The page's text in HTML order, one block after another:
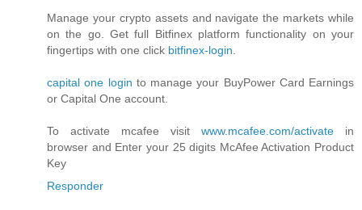
Manage your crypto assets and navigate the markets while
on the go. Get full Bitfinex platform functionality on your
fingertips with one click bitfinex-login
capital one login to manage your BuyPower Card Earnings
or Capital One account.
To activate mcafee visit www.mcafee.com/activate in
browser and Enter your 25 digits McAfee Activation Product
Key
Responder